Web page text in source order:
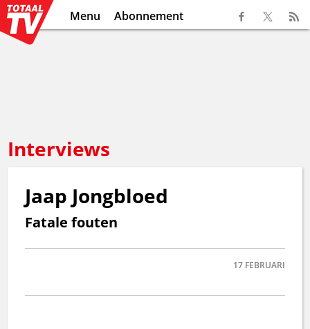
Menu Abonnement
Interviews
Jaap Jongbloed
Fatale fouten
17 FEBRUARI